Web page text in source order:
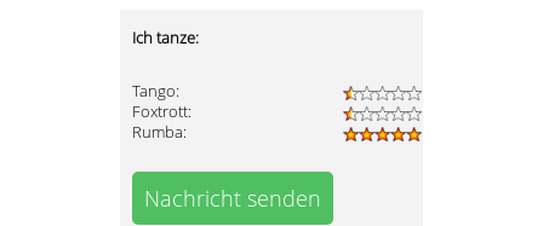
Ich tanze:
Tango:
Foxtrott:
Rumba:
Nachricht senden